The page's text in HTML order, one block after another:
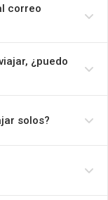
correo
¿puedo
solos?